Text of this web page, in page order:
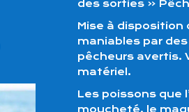
des sorties «
Mise à
maniables par
pêcheurs avertis.
matériel.
Les poissons que
moucheté, le